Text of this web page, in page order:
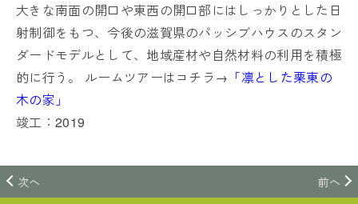
大きな南面の開口や東西の開口部にはしっかりとした日
射制御をもつ、今後の滋賀県のパッシブハウスのスタン
ダードモデルとして、地域産材や自然材料の利用を積極
的に行う。
ルームツアーはコチラ→ 「凛とした栗東の
木の家」
竣工：2019
次へ 前へ